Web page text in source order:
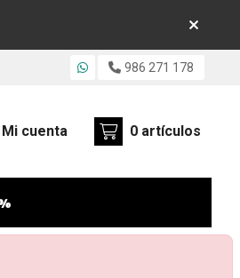
986 271 178
Mi cuenta 0 artículos